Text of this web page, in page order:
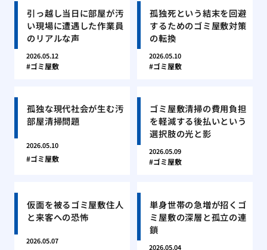
引っ越し当日に部屋が汚
い現場に遭遇した作業員
のリアルな声
2026.05.12
ゴミ屋敷
孤独死という結末を回避
するためのゴミ屋敷対策
の転換
2026.05.10
ゴミ屋敷
孤独な現代社会が生む汚
部屋清掃問題
2026.05.10
ゴミ屋敷
ゴミ屋敷清掃の費用負担
を軽減する後払いという
選択肢の光と影
2026.05.09
ゴミ屋敷
仮面を被るゴミ屋敷住人
と来客への恐怖
2026.05.07
単身世帯の急増が招くゴ
ミ屋敷の深層と孤立の連
鎖
2026.05.04